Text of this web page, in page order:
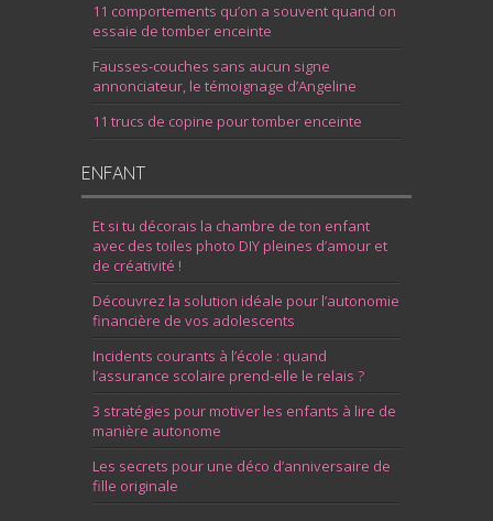
11 comportements qu’on a souvent quand on
essaie de tomber enceinte
Fausses-couches sans aucun signe
annonciateur, le témoignage d’Angeline
11 trucs de copine pour tomber enceinte
ENFANT
Et si tu décorais la chambre de ton enfant
avec des toiles photo DIY pleines d’amour et
de créativité !
Découvrez la solution idéale pour l’autonomie
financière de vos adolescents
Incidents courants à l’école : quand
l’assurance scolaire prend-elle le relais ?
3 stratégies pour motiver les enfants à lire de
manière autonome
Les secrets pour une déco d’anniversaire de
fille originale